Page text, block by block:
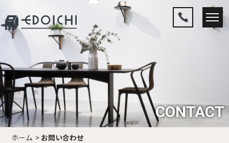
CONTACT
ホーム お問い合わせ